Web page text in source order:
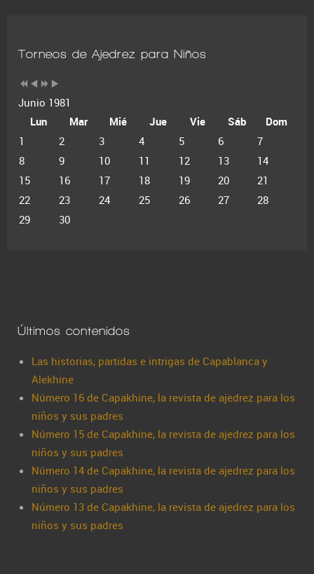
Torneos de Ajedrez para Niños
Junio 1981
Lun
Mar Mié Jue Vie Sáb
Dom
1
2 3 4 5 6
7
8
9 10 11 12 13
14
15
16 17 18 19 20
21
22
23 24 25 26 27
28
29
30
Últimos contenidos
Las historias, partidas e intrigas de Capablanca y
Alekhine
Número 16 de Capakhine, la revista de ajedrez para los
niños y sus padres
Número 15 de Capakhine, la revista de ajedrez para los
niños y sus padres
Número 14 de Capakhine, la revista de ajedrez para los
niños y sus padres
Número 13 de Capakhine, la revista de ajedrez para los
niños y sus padres